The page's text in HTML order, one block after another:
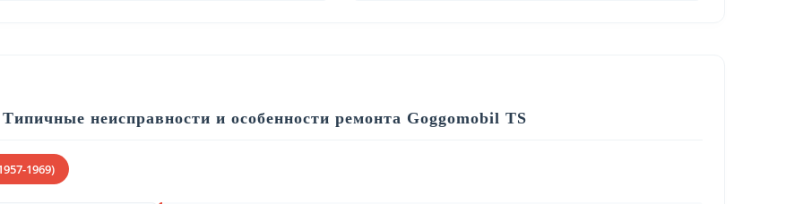
неисправности и особенности ремонта Goggomobil TS
1969)